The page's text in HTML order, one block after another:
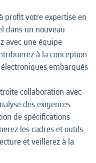
profit votre expertise en
dans un nouveau
avec une équipe
à la conception
embarqués
collaboration avec
des exigences
de spécifications
les cadres et outils
et veillerez à la